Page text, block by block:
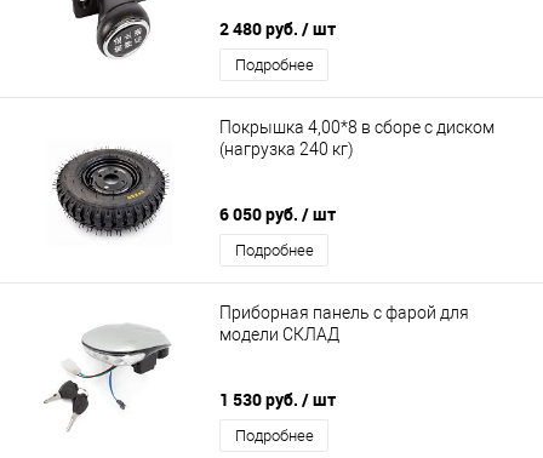
2 480 руб. / шт
Подробнее
Покрышка 4,00*8 в сборе с диском
(нагрузка 240 кг)
6 050 руб. / шт
Подробнее
Приборная панель с фарой для
модели СКЛАД
1 530 руб. / шт
Подробнее